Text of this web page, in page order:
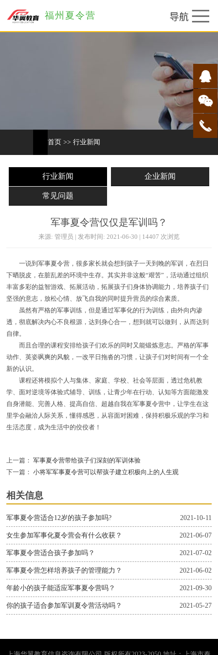
福州夏令营
首页 >> 行业新闻
行业新闻 企业新闻
常见问题
军事夏令营仅仅是军训吗？
来源: 管理员 | 发布时间: 2021-06-30 | 14407 次浏览
一说到军事夏令营，很多家长就会想到孩子一天到晚的军训，在烈日
下晒脱皮，在脏乱差的环境中生存。其实并非这般“艰苦”，活动通过组织
丰富多彩的益智游戏、拓展活动，拓展孩子们身体协调能力，培养孩子们
坚强的意志，放松心情、放飞自我的同时提升营员的综合素质。
虽然有严格的军事训练，但是通过军事化的行为训练，由外向内渗
透，彻底解决内心不良根源，达到身心合一，想到就可以做到，从而达到
自律。
而且合理的课程安排给孩子们欢乐的同时又能锻炼意志。严格的军事
动作、英姿飒爽的风貌，一改平日拖沓的习惯，让孩子们对时间有一个全
新的认识。
课程还将模拟个人与集体、家庭、学校、社会等层面，透过危机教
学、面对逆境等体验式辅导、训练，让青少年在行动、认知等方面能激发
自身潜能、完善人格、提高自信、超越自我在军事夏令营中，让学生在这
里学会融洽人际关系，懂得感恩，从容面对困难，保持积极乐观的学习和
生活态度，成为生活中的佼佼者！
上一篇： 军事夏令营带给孩子们深刻的军训体验
下一篇： 小将军军事夏令营可以帮孩子建立积极向上的人生观
相关信息
2021-10-11
军事夏令营适合12岁的孩子参加吗?
2021-06-07
女生参加军事化夏令营会有什么收获？
2021-07-02
军事夏令营适合孩子参加吗？
2021-06-02
军事夏令营怎样培养孩子的管理能力？
2021-09-30
年龄小的孩子能适应军事夏令营吗？
2021-05-27
你的孩子适合参加军训夏令营活动吗？